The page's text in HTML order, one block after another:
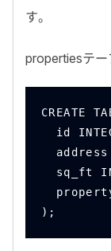
す。
propertiesテー
CREATE
id
address
sq_ft
);